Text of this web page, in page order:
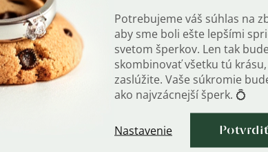
Potrebujeme váš súhlas na
aby sme boli ešte lepšími
svetom šperkov. Len tak
skombinovať všetku tú
zaslúžite. Vaše súkromie
ako najvzácnejší šperk. 💍
Nastavenie